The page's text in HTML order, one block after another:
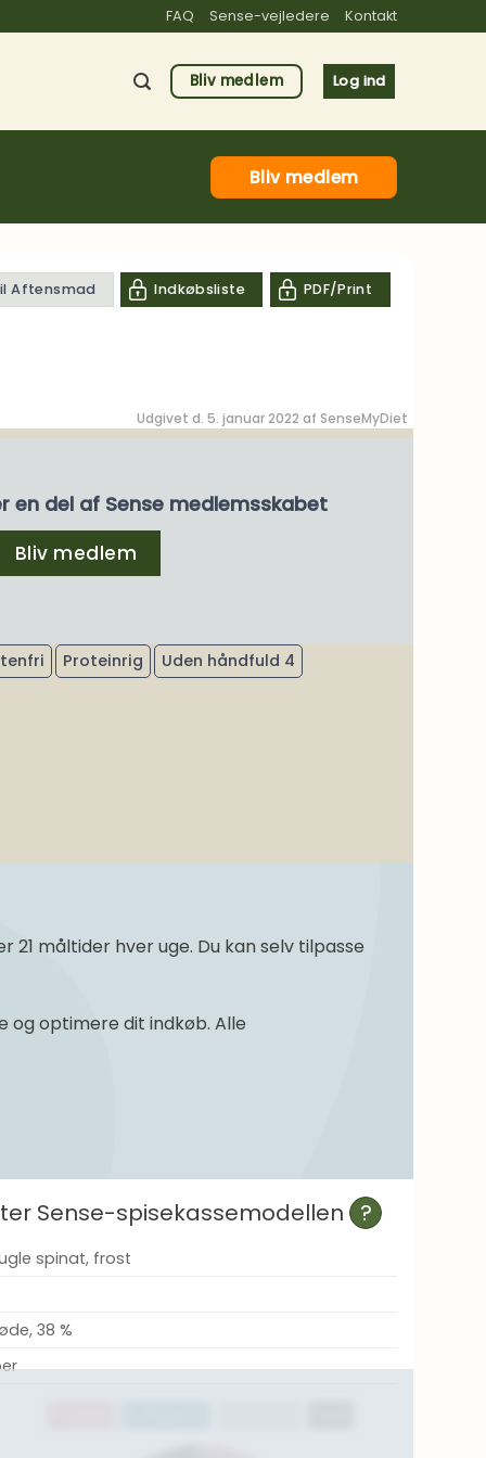
FAQ Sense-vejledere Kontakt
Bliv medlem Log ind
Bliv medlem
Aftensmad Indkøbsliste PDF/Print
Udgivet d. 5. januar 2022 af SenseMyDiet
en del af Sense medlemsskabet
Bliv medlem
Proteinrig Uden håndfuld 4
måltider hver uge. Du kan selv tilpasse
optimere dit indkøb. Alle
Sense-spisekassemodellen ?
spinat, frost
38 %